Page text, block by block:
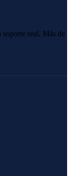
real. Más de